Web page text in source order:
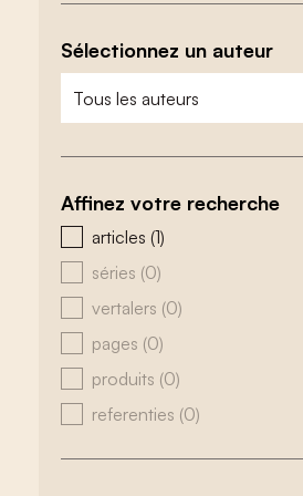
Sélectionnez un auteur
zoeken - auteurs
sélectionnez le contenu
Affinez votre recherche
zoeken - type
articles (1)
séries (0)
vertalers (0)
pages (0)
produits (0)
referenties (0)